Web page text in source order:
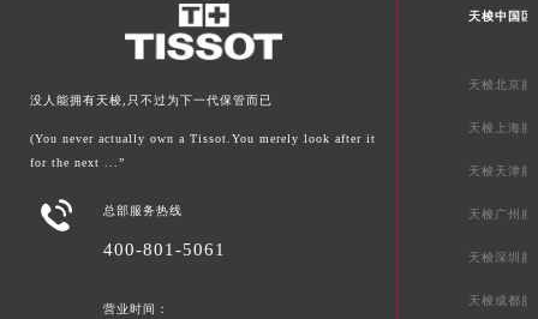
没人能拥有天梭,只不过为下一代保管而已
(You never actually own a Tissot.You merely look after it
for the next ...”
 总部服务热线
400-801-5061
营业时间：
天梭中国区
天梭北京服
天梭上海服
天梭天津服
天梭广州服
天梭深圳服
天梭成都服